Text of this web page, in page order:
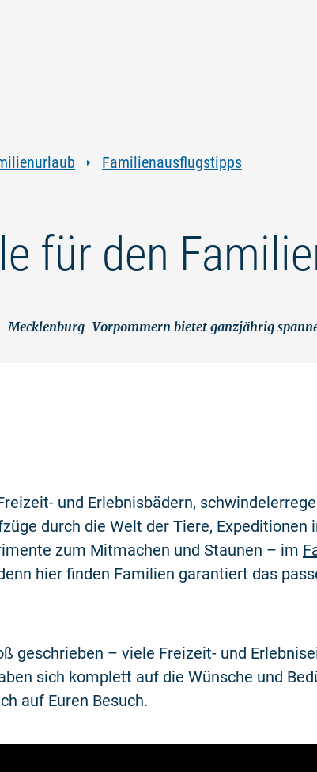
Familienausflugstipps
für den
Mecklenburg-Vorpommern bietet ganzjährig
und Erlebnisbädern,
durch die Welt der Tiere, Expeditionen
zum Mitmachen und Staunen – im
hier finden Familien garantiert das
geschrieben – viele Freizeit- und
sich komplett auf die Wünsche und
auf Euren Besuch.